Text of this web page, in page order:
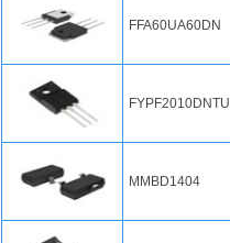
FFA60UA60DN
FYPF2010DNTU
MMBD1404